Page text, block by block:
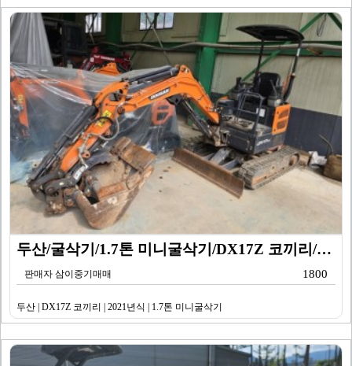
두산/굴삭기/1.7톤 미니굴삭기/DX17Z 코끼리/20…
판매자 삼이중기매매 1800
두산 | DX17Z 코끼리 | 2021년식 | 1.7톤 미니굴삭기